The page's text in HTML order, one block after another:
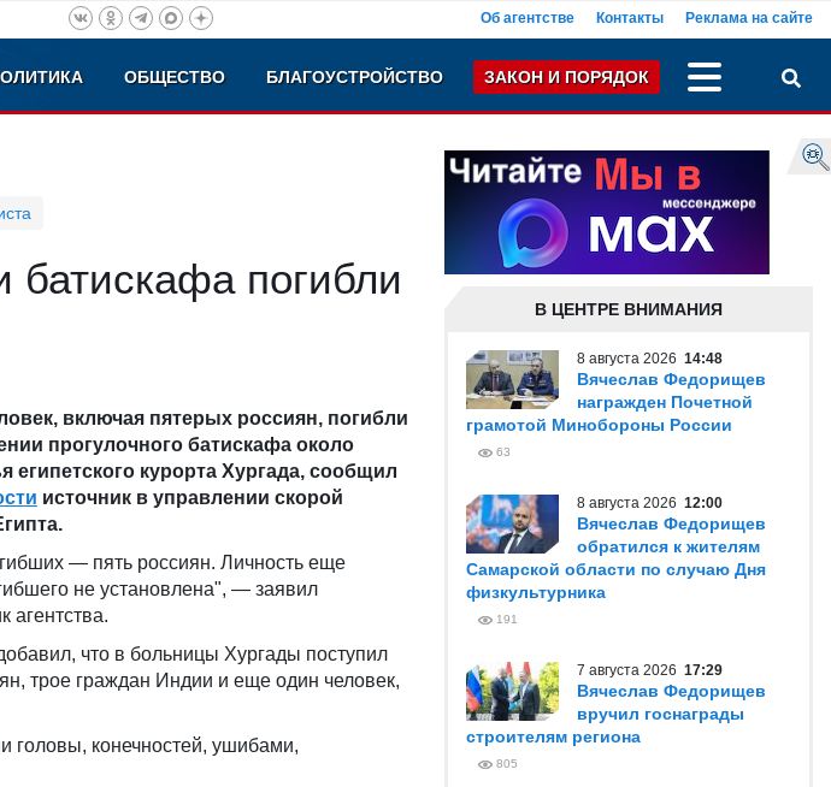
Об агентстве Контакты Реклама на сайте
ОБЩЕСТВО БЛАГОУСТРОЙСТВО ЗАКОН И ПОРЯДОК
батискафа погибли
включая пятерых россиян, погибли
прогулочного батискафа около
египетского курорта Хургада, сообщил
источник в управлении скорой
— пять россиян. Личность еще
не установлена", — заявил
агентства.
что в больницы Хургады поступил
трое граждан Индии и еще один человек,
головы, конечностей, ушибами,
В ЦЕНТРЕ ВНИМАНИЯ
8 августа 2026 14:48
Вячеслав Федорищев
награжден Почетной
грамотой Минобороны России
63
8 августа 2026 12:00
Вячеслав Федорищев
обратился к жителям
Самарской области по случаю Дня
физкультурника
191
7 августа 2026 17:29
Вячеслав Федорищев
вручил госнаграды
строителям региона
805